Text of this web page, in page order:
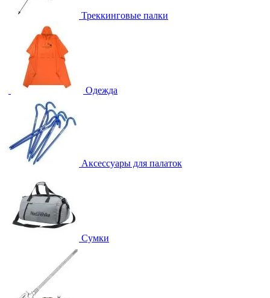
Треккинговые палки
Одежда
Аксессуары для палаток
Сумки